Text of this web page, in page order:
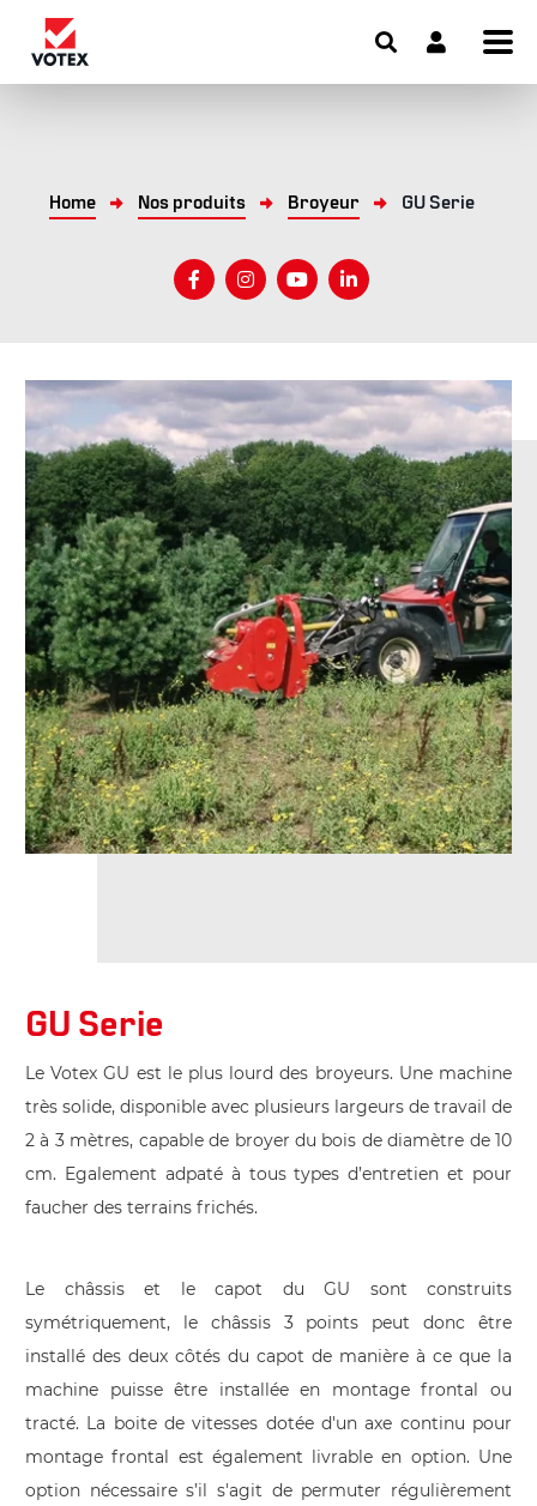
Home Nos produits Broyeur GU Serie
GU Serie
Le Votex GU est le plus lourd des broyeurs. Une machine
très solide, disponible avec plusieurs largeurs de travail de
2 à 3 mètres, capable de broyer du bois de diamètre de 10
cm. Egalement adpaté à tous types d’entretien et pour
faucher des terrains frichés.
Le châssis et le capot du GU sont construits
symétriquement, le châssis 3 points peut donc être
installé des deux côtés du capot de manière à ce que la
machine puisse être installée en montage frontal ou
tracté. La boite de vitesses dotée d'un axe continu pour
montage frontal est également livrable en option. Une
option nécessaire s’il s'agit de permuter régulièrement